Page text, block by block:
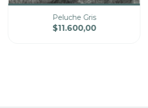
Peluche Gris
$11.600,00